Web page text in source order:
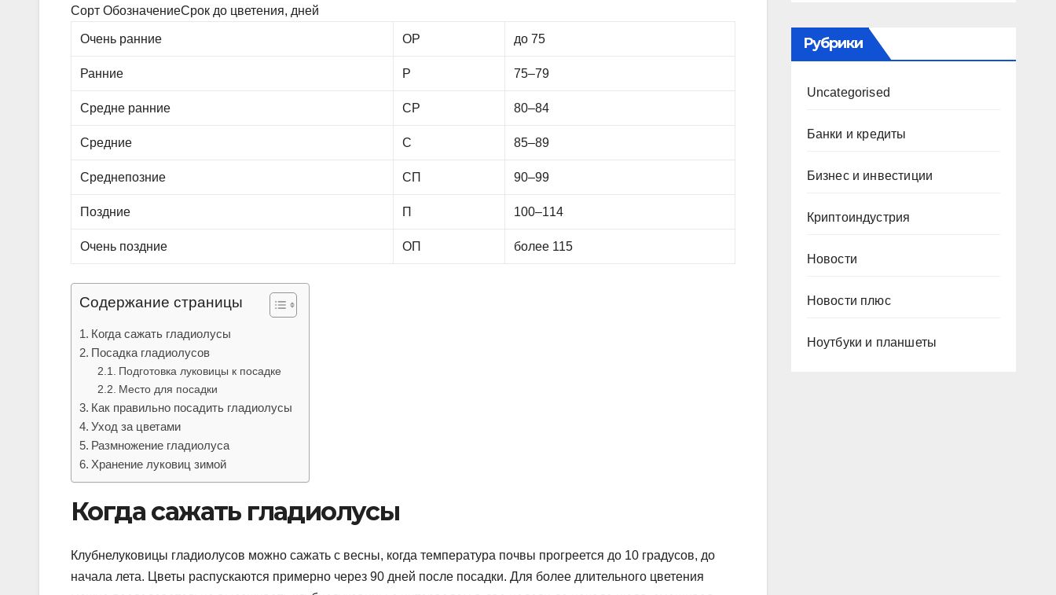
Сорт ОбозначениеСрок до цветения, дней
Очень ранние ОР до 75
Ранние Р 75–79
Средне ранние СР 80–84
Средние С 85–89
Среднепозние СП 90–99
Поздние П 100–114
Очень поздние ОП более 115
Содержание страницы
Когда сажать гладиолусы
Посадка гладиолусов
Подготовка луковицы к посадке
Место для посадки
Как правильно посадить гладиолусы
Уход за цветами
Размножение гладиолуса
Хранение луковиц зимой
Когда сажать гладиолусы
Клубнелуковицы гладиолусов можно сажать с весны, когда температура почвы прогреется до 10 градусов, до
начала лета. Цветы распускаются примерно через 90 дней после посадки. Для более длительного цветения
Рубрики
Uncategorised
Банки и кредиты
Бизнес и инвестиции
Криптоиндустрия
Новости
Новости плюс
Ноутбуки и планшеты